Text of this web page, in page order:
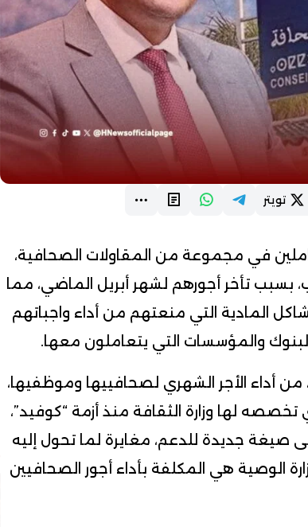
تويتر
في مجموعة من المقاولات الصحافية،
بسبب تأخر أجورهم لشهر أبريل الماضي، مما
المادية التي منعتهم من أداء واجباتهم
البنوك والمؤسسات التي يتعاملون معها.
أداء الأجر الشهري لصحافييها وموظفيها،
تخصصه لها وزارة الثقافة منذ أزمة “كوفيد”،
صيغة جديدة للدعم، مغايرة لما تحول إليه
الوصية هي المكلفة بأداء أجور الصحافيين